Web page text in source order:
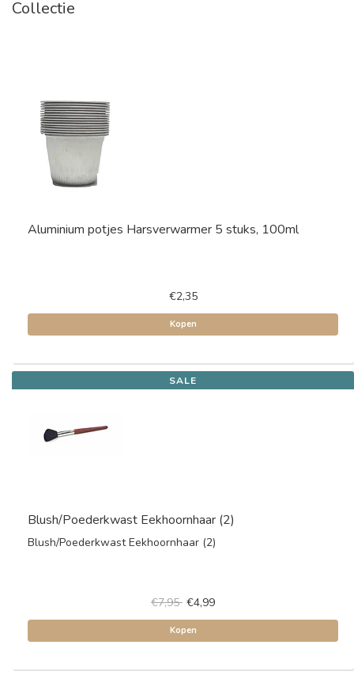
Collectie
Aluminium potjes Harsverwarmer 5 stuks, 100ml
€2,35
Kopen
SALE
Blush/Poederkwast Eekhoornhaar (2)
Blush/Poederkwast Eekhoornhaar (2)
€7,95 €4,99
Kopen